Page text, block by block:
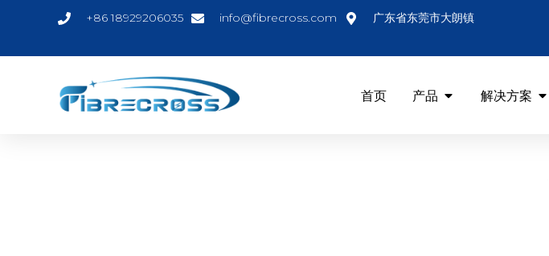
+86 18929206035 info@fibrecross.com 广东省东莞市大朗镇
首页 产品 解决方案